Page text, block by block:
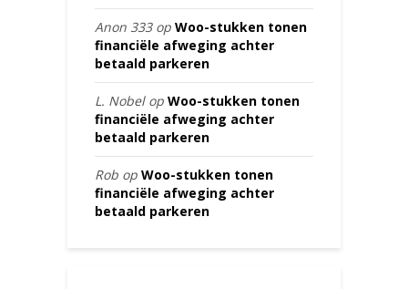
Anon 333op Woo-stukken tonen
financiële afweging achter
betaald parkeren
L. Nobelop Woo-stukken tonen
financiële afweging achter
betaald parkeren
Rob op Woo-stukken tonen
financiële afweging achter
betaald parkeren